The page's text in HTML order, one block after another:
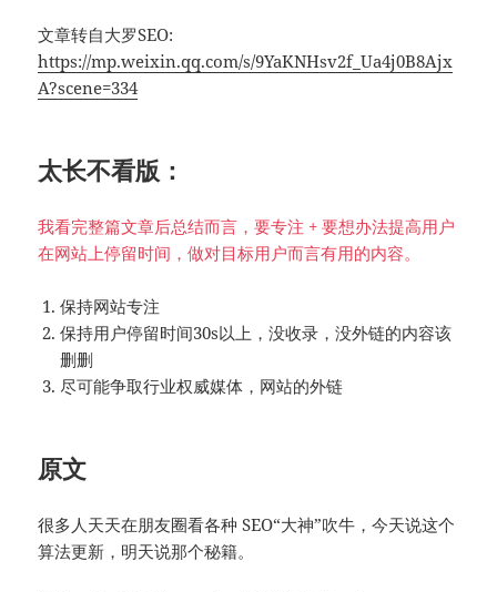
文章转自大罗SEO:
https://mp.weixin.qq.com/s/9YaKNHsv2f_Ua4j0B8Ajx
A?scene=334
太长不看版：
我看完整篇文章后总结而言，要专注 + 要想办法提高用户
在网站上停留时间，做对目标用户而言有用的内容。
保持网站专注
保持用户停留时间30s以上，没收录，没外链的内容该
删删
尽可能争取行业权威媒体，网站的外链
原文
很多人天天在朋友圈看各种 SEO“大神”吹牛，今天说这个
算法更新，明天说那个秘籍。